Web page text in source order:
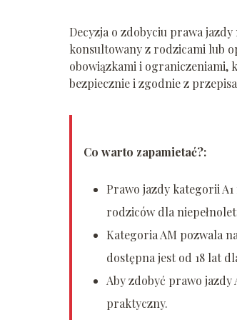
Decyzja o zdobyciu prawa
konsultowany z rodzicami lub
obowiązkami i ograniczeniami,
bezpiecznie i zgodnie z
Co warto zapamietać?:
Prawo jazdy kategorii
rodziców dla
Kategoria AM pozwala
dostępna jest od 18 lat
Aby zdobyć prawo
praktyczny.